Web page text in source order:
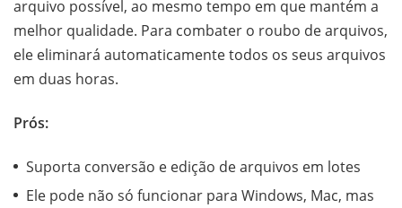
arquivo possível, ao mesmo tempo em que mantém a
melhor qualidade. Para combater o roubo de arquivos,
ele eliminará automaticamente todos os seus arquivos
em duas horas.
Prós:
Suporta conversão e edição de arquivos em lotes
Ele pode não só funcionar para Windows, Mac, mas